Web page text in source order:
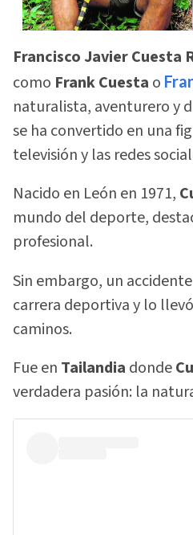
Francisco Javier Cuesta
como Frank Cuesta o
naturalista, aventurero y
se ha convertido en una
televisión y las redes
Nacido en León en 1971,
mundo del deporte,
profesional.
Sin embargo, un
carrera deportiva y lo
caminos.
Fue en Tailandia donde
verdadera pasión: la